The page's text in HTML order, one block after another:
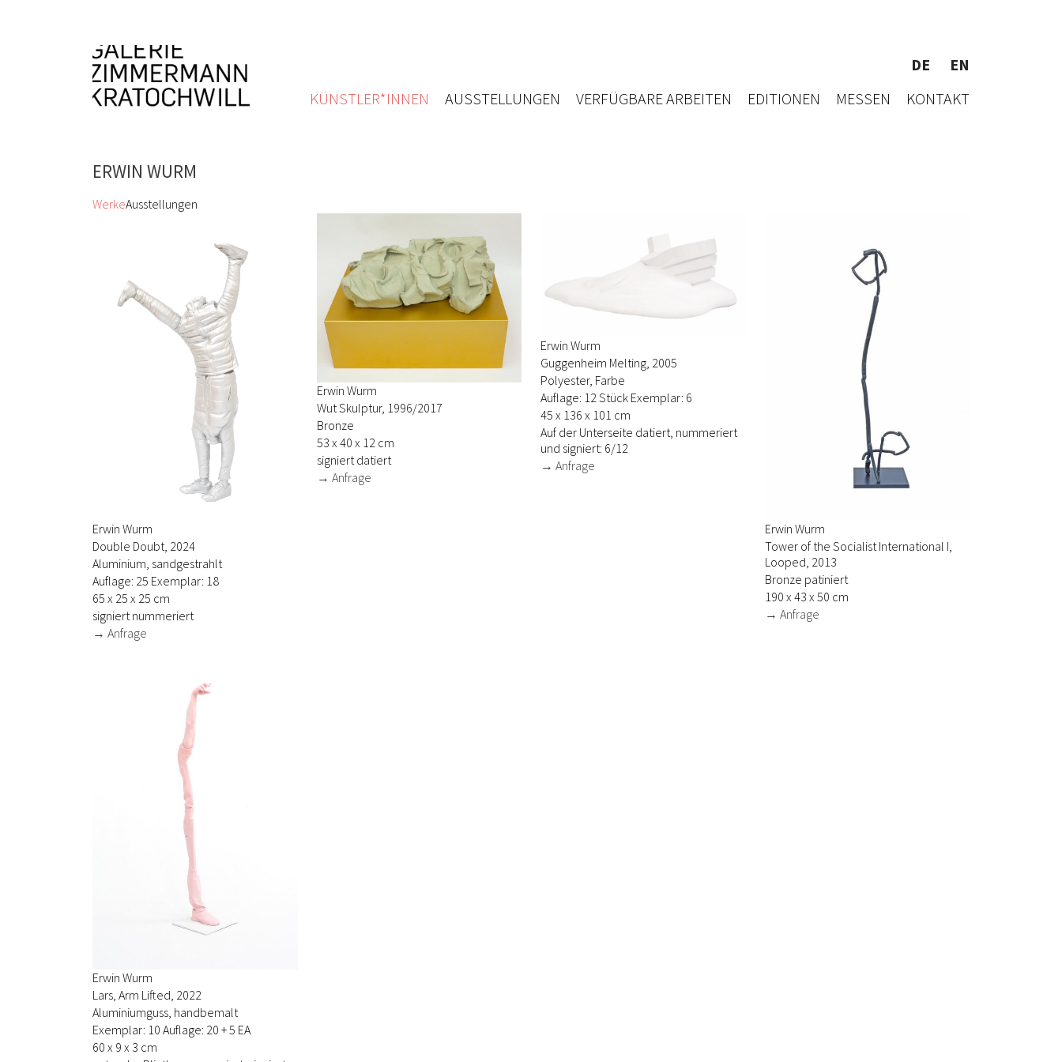
DE
EN
KÜNSTLER*INNEN
AUSSTELLUNGEN VERFÜGBARE ARBEITEN EDITIONEN MESSEN KONTAKT
ERWIN WURM
WerkeAusstellungen
Erwin Wurm
Double Doubt, 2024
Aluminium, sandgestrahlt
Auflage: 25 Exemplar: 18
65 x 25 x 25 cm
signiert nummeriert
→ Anfrage
Erwin Wurm
Wut Skulptur, 1996/2017
Bronze
53 x 40 x 12 cm
signiert datiert
→ Anfrage
Erwin Wurm
Guggenheim Melting, 2005
Polyester, Farbe
Auflage: 12 Stück Exemplar: 6
45 x 136 x 101 cm
Auf der Unterseite datiert, nummeriert
und signiert: 6/12
→ Anfrage
Erwin Wurm
Tower of the Socialist International I,
Looped, 2013
Bronze patiniert
190 x 43 x 50 cm
→ Anfrage
Erwin Wurm
Lars, Arm Lifted, 2022
Aluminiumguss, handbemalt
Exemplar: 10 Auflage: 20 + 5 EA
60 x 9 x 3 cm